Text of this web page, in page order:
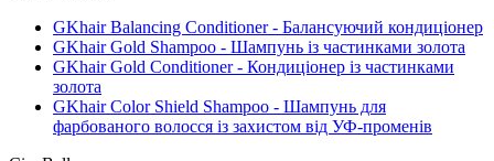
GKhair Balancing Conditioner - Балансуючий кондиціонер
GKhair Gold Shampoo - Шампунь із частинками золота
GKhair Gold Conditioner - Кондиціонер із частинками
золота
GKhair Color Shield Shampoo - Шампунь для
фарбованого волосся із захистом від УФ-променів